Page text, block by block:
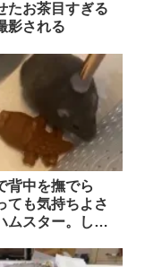
たお茶目すぎる
影される
背中を撫でら
ても気持ちよさ
ムスター。しか
触れたとた